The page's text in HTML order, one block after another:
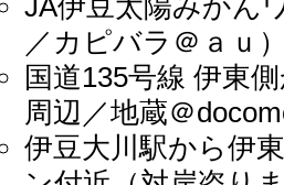
JA伊豆太陽みかん
／カピバラ＠ａｕ
国道135号線 伊東
周辺／地蔵＠
伊豆大川駅から伊